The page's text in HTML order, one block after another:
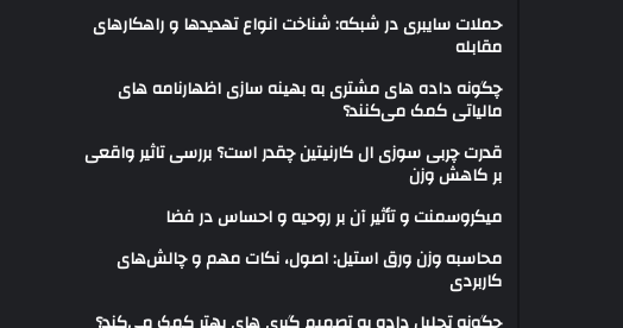
حملات سایبری در شبکه: شناخت انواع تهدیدها و راهکارهای
مقابله
چگونه داده های مشتری به بهینه سازی اظهارنامه های
مالیاتی کمک می‌کنند؟
قدرت چربی سوزی ال کارنیتین چقدر است؟ بررسی تاثیر واقعی
بر کاهش وزن
میکروسمنت و تأثیر آن بر روحیه و احساس در فضا
محاسبه وزن ورق استیل: اصول، نکات مهم و چالش‌های
کاربردی